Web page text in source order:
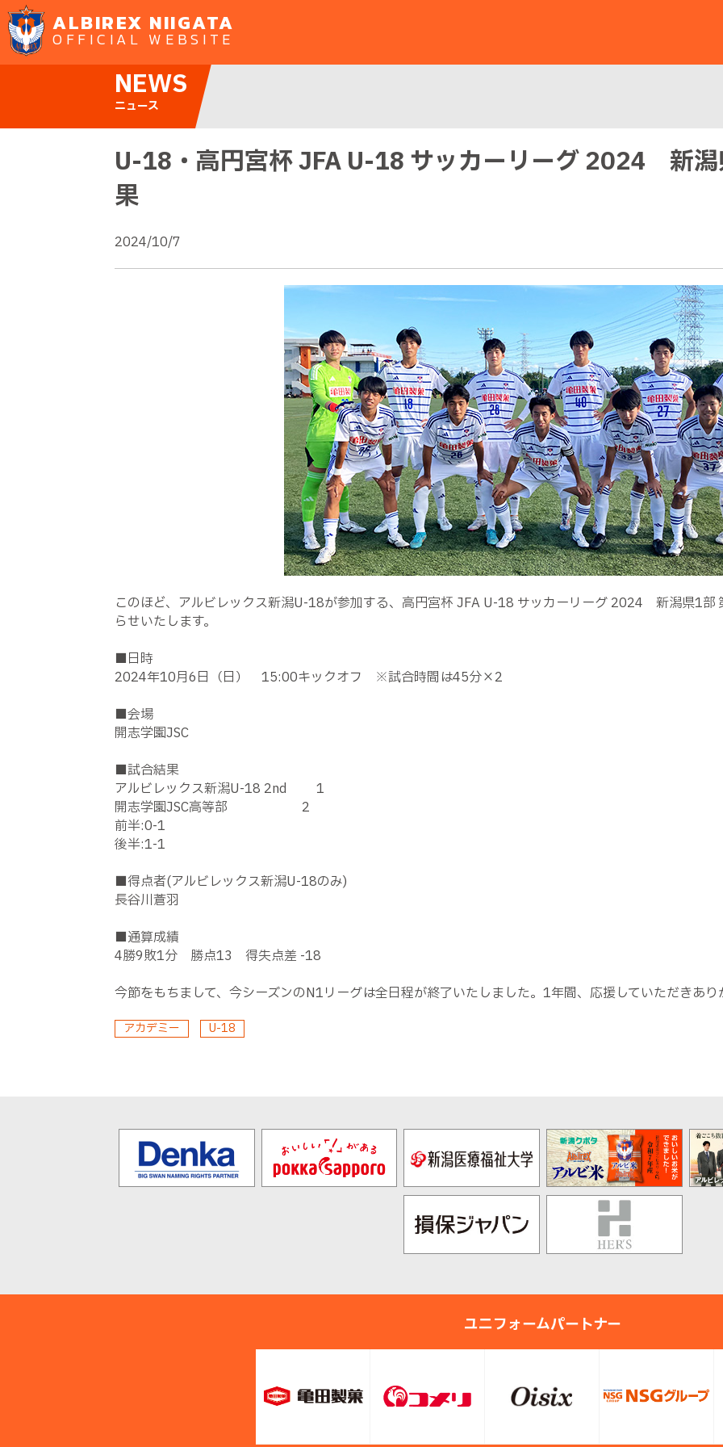
ALBIREX NIIGATA
OFFICIAL WEBSITE
NEWS
ニュース
U-18・高円宮杯 JFA U-18 サッカーリーグ 2024 新
果
2024/10/7
このほど、アルビレックス新潟U-18が参加する、高円宮杯 JFA U-18 サッカーリーグ 2024 新潟県1部
らせいたします。
■日時
2024年10月6日（日） 15:00キックオフ ※試合時間は45分×2
■会場
開志学園JSC
■試合結果
アルビレックス新潟U-18 2nd 1
開志学園JSC高等部 2
前半:0-1
後半:1-1
■得点者(アルビレックス新潟U-18のみ)
長谷川蒼羽
■通算成績
4勝9敗1分 勝点13 得失点差 -18
今節をもちまして、今シーズンのN1リーグは全日程が終了いたしました。1年間、応援していただきあり
アカデミー U-18
ユニフォームパートナー